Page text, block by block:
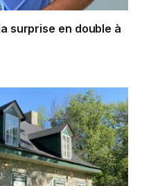
surprise en double à